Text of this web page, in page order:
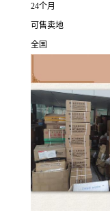
24个月
可售卖地
全国